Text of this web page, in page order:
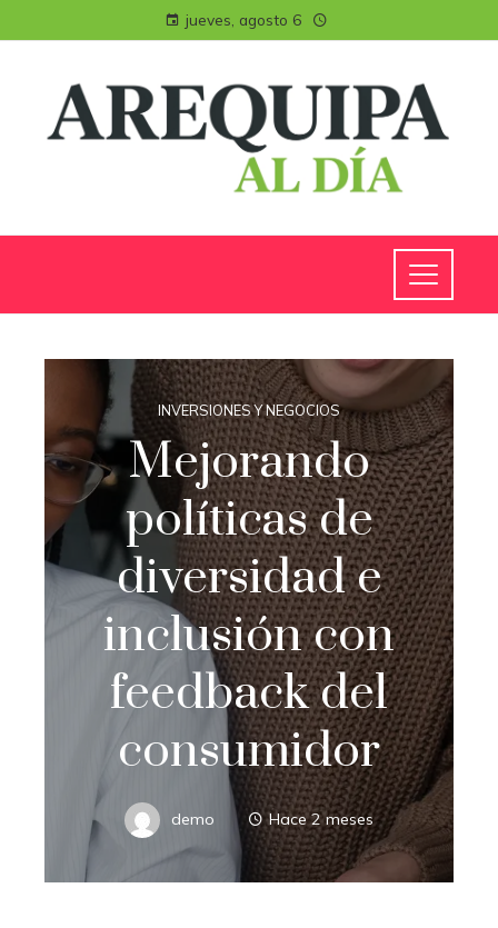
jueves, agosto 6
INVERSIONES Y NEGOCIOS
Mejorando
políticas de
diversidad e
inclusión con
feedback del
consumidor
demo Hace 2 meses